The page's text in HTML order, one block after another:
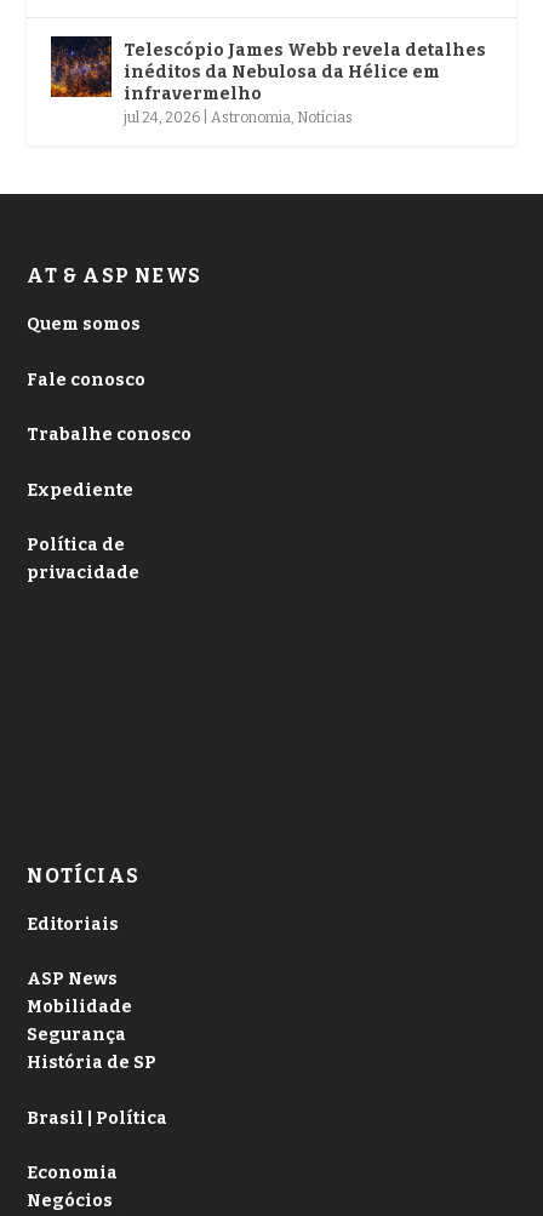
Telescópio James Webb revela detalhes
inéditos da Nebulosa da Hélice em
infravermelho
jul 24, 2026 |Astronomia, Notícias
AT & ASP NEWS
Quem somos
Fale conosco
Trabalhe conosco
Expediente
Política de
privacidade
NOTÍCIAS
Editoriais
ASP News
Mobilidade
Segurança
História de SP
Brasil | Política
Economia
Negócios